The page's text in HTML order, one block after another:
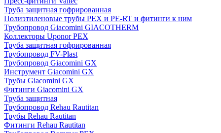
Труба защитная гофрированная
Полиэтиленовые трубы PEX и PE-RT и фитинги к ним
Трубопровод Giacomini GIACOTHERM
Коллекторы Uponor PEX
Труба защитная гофрированная
Трубопровод FV-Plast
Трубопровод Giacomini GX
Инструмент Giacomini GX
Трубы Giacomini GX
Фитинги Giacomini GX
Труба защитная
Трубопровод Rehau Rautitan
Трубы Rehau Rautitan
Фитинги Rehau Rautitan